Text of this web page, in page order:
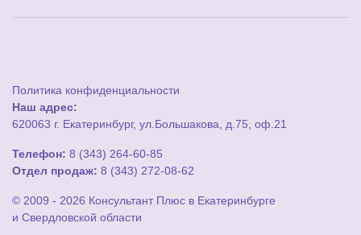
Политика конфиденциальности
Наш адрес:
620063 г. Екатеринбург, ул.Большакова, д.75, оф.21
Телефон: 8 (343) 264-60-85
Отдел продаж: 8 (343) 272-08-62
© 2009 - 2026 Консультант Плюс в Екатеринбурге
и Свердловской области